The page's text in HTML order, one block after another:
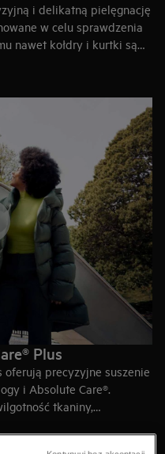
i delikatną pielęgnację
w celu sprawdzenia
nawet kołdry i kurtki są
Plus
oferują precyzyjne suszenie
i Absolute Care®.
tkaniny,